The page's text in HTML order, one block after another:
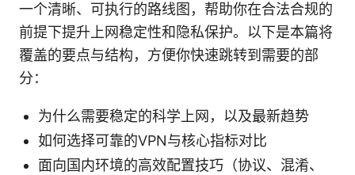
一个清晰、可执行的路线图，帮助你在合法合规的
前提下提升上网稳定性和隐私保护。以下是本篇将
覆盖的要点与结构，方便你快速跳转到需要的部
分：
为什么需要稳定的科学上网，以及最新趋势
如何选择可靠的VPN与核心指标对比
面向国内环境的高效配置技巧（协议、混淆、